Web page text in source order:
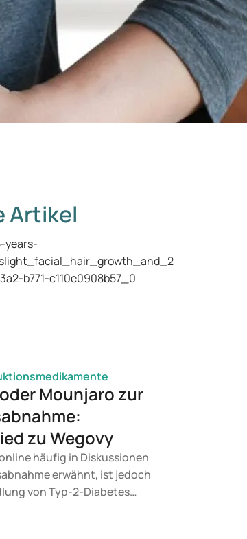
Artikel
Mounjaro zur
zu Wegovy
häufig in Diskussionen
erwähnt, ist jedoch
von Typ-2-Diabetes
Sie eine Therapie zur